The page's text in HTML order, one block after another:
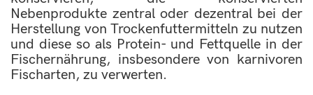
Nebenprodukte zentral oder dezentral bei der
Herstellung von Trockenfuttermitteln zu nutzen
und diese so als Protein- und Fettquelle in der
Fischernährung, insbesondere von karnivoren
Fischarten, zu verwerten.